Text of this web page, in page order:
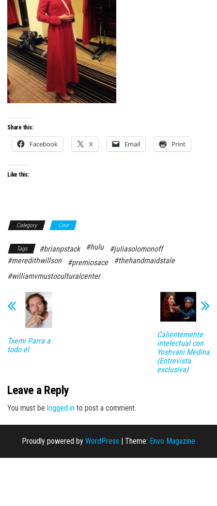
Share this:
Facebook X Email Print
Like this:
Category Cine
Tags #brianpstack #hulu
#juliasolomonoff
#meredithwillson
#premiosace
#thehandmaidstale
#williamvmustoculturalcenter
Txemi Parra a
todo él
Calientemente
intelectual con
Yoshvani Medina
(Entrevista
exclusiva)
Leave a Reply
You must be logged in to post a comment.
Proudly powered by WordPress | Theme: Envo Magazine